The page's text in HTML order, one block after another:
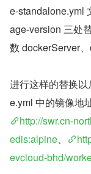
e-standalone.yml
age-version 三处
数 dockerServer
进行这样的替换
e.yml 中的镜像地
http://swr.cn-
edis:alpine
evcloud-bhd/